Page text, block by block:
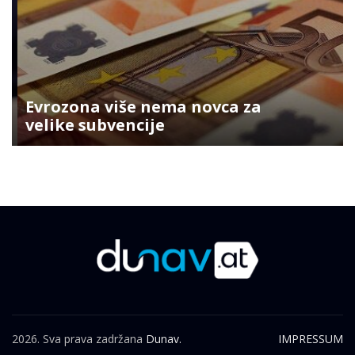
Evrozona više nema novca za
velike subvencije
2026. Sva prava zadržana Dunav. IMPRESSUM